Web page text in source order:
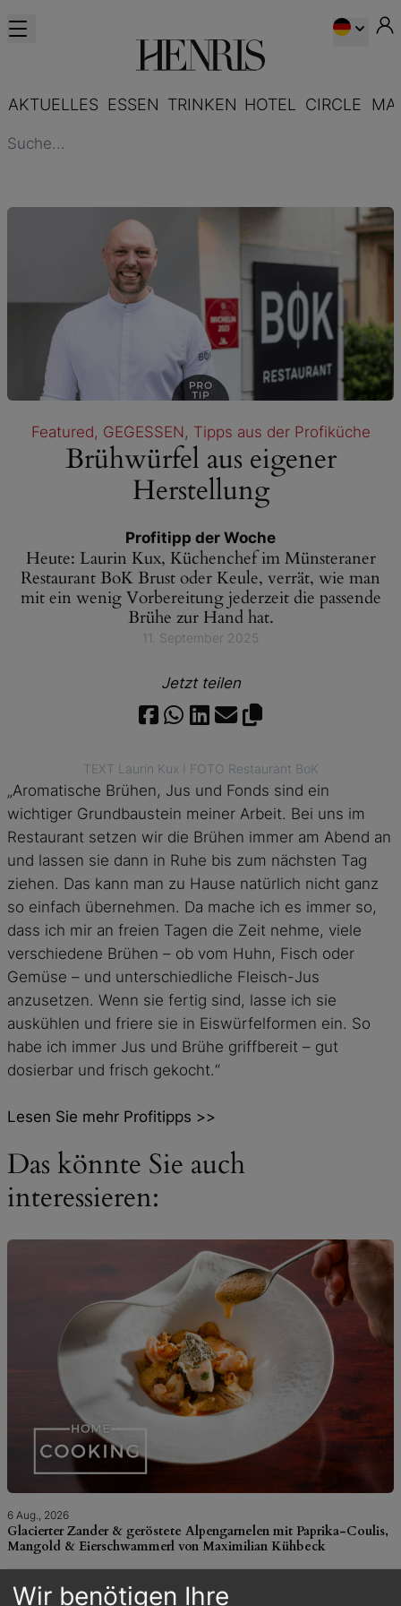
AKTUELLES ESSEN TRINKEN HOTEL CIRCLE
Featured, GEGESSEN, Tipps aus der Profiküche
Brühwürfel aus eigener
Herstellung
Profitipp der Woche
Heute: Laurin Kux, Küchenchef im Münsteraner
Restaurant BoK Brust oder Keule, verrät, wie man
mit ein wenig Vorbereitung jederzeit die passende
Brühe zur Hand hat.
11. September 2025
Jetzt teilen
TEXT Laurin Kux I FOTO Restaurant BoK
„Aromatische Brühen, Jus und Fonds sind ein
wichtiger Grundbaustein meiner Arbeit. Bei uns im
Restaurant setzen wir die Brühen immer am Abend an
und lassen sie dann in Ruhe bis zum nächsten Tag
ziehen. Das kann man zu Hause natürlich nicht ganz
so einfach übernehmen. Da mache ich es immer so,
dass ich mir an freien Tagen die Zeit nehme, viele
verschiedene Brühen – ob vom Huhn, Fisch oder
Gemüse – und unterschiedliche Fleisch-Jus
anzusetzen. Wenn sie fertig sind, lasse ich sie
auskühlen und friere sie in Eiswürfelformen ein. So
habe ich immer Jus und Brühe griffbereit – gut
dosierbar und frisch gekocht.“
Lesen Sie mehr Profitipps >>
Das könnte Sie auch
interessieren:
6 Aug., 2026
Glacierter Zander & geröstete Alpengarnelen mit Paprika-Coulis,
Mangold & Eierschwammerl von Maximilian Kühbeck
Wir benötigen Ihre